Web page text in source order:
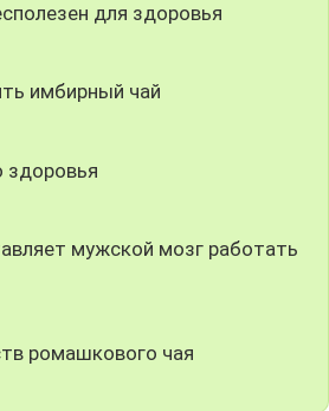
для здоровья
имбирный чай
здоровья
мужской мозг работать
ромашкового чая